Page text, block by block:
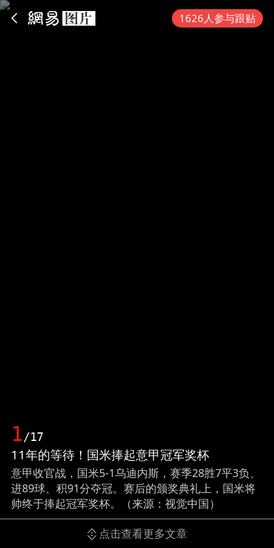
1626人参与跟贴
1/17
11年的等待！国米捧起意甲冠军奖杯
意甲收官战，国米5-1乌迪内斯，赛季28胜7平3负、
进89球、积91分夺冠。赛后的颁奖典礼上，国米将
帅终于捧起冠军奖杯。（来源：视觉中国）
点击查看更多文章
App内打开